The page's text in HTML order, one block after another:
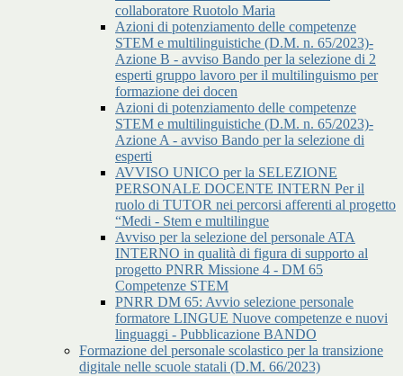
collaboratore Ruotolo Maria
Azioni di potenziamento delle competenze
STEM e multilinguistiche (D.M. n. 65/2023)-
Azione B - avviso Bando per la selezione di 2
esperti gruppo lavoro per il multilinguismo per
formazione dei docen
Azioni di potenziamento delle competenze
STEM e multilinguistiche (D.M. n. 65/2023)-
Azione A - avviso Bando per la selezione di
esperti
AVVISO UNICO per la SELEZIONE
PERSONALE DOCENTE INTERN Per il
ruolo di TUTOR nei percorsi afferenti al progetto
“Medi - Stem e multilingue
Avviso per la selezione del personale ATA
INTERNO in qualità di figura di supporto al
progetto PNRR Missione 4 - DM 65
Competenze STEM
PNRR DM 65: Avvio selezione personale
formatore LINGUE Nuove competenze e nuovi
linguaggi - Pubblicazione BANDO
Formazione del personale scolastico per la transizione
digitale nelle scuole statali (D.M. 66/2023)